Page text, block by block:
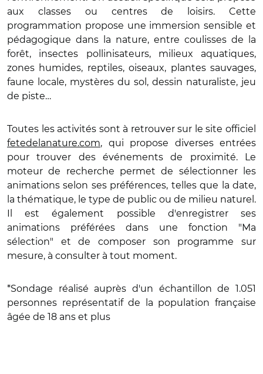
aux classes ou centres de loisirs. Cette
programmation propose une immersion sensible et
pédagogique dans la nature, entre coulisses de la
forêt, insectes pollinisateurs, milieux aquatiques,
zones humides, reptiles, oiseaux, plantes sauvages,
faune locale, mystères du sol, dessin naturaliste, jeu
de piste…
Toutes les activités sont à retrouver sur le site officiel
fetedelanature.com, qui propose diverses entrées
pour trouver des événements de proximité. Le
moteur de recherche permet de sélectionner les
animations selon ses préférences, telles que la date,
la thématique, le type de public ou de milieu naturel.
Il est également possible d'enregistrer ses
animations préférées dans une fonction "Ma
sélection" et de composer son programme sur
mesure, à consulter à tout moment.
*Sondage réalisé auprès d'un échantillon de 1.051
personnes représentatif de la population française
âgée de 18 ans et plus